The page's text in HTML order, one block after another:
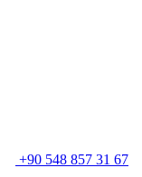
+90 548 857 31 67